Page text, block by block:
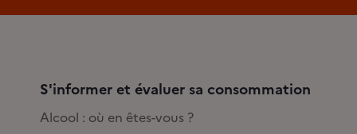
S'informer et évaluer sa consommation
Alcool : où en êtes-vous ?